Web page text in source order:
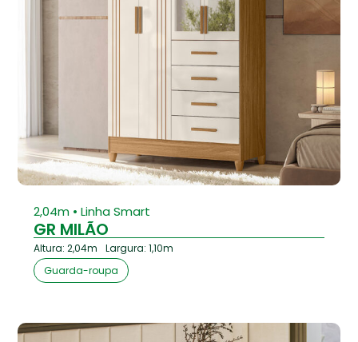
⁠2,04m • Linha Smart
GR MILÃO
Altura: 2,04m
Largura: 1,10m
Guarda-roupa